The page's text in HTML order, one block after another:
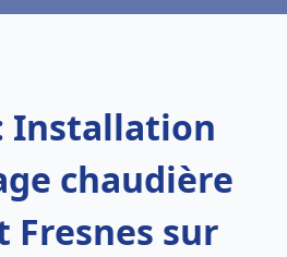
Installation
chaudière
Fresnes sur